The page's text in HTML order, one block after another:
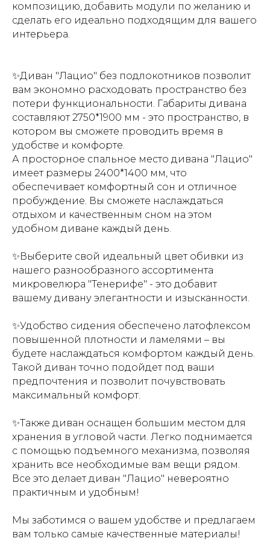
композицию, добавить модули по желанию и
сделать его идеально подходящим для вашего
интерьера.
✨Диван "Лацио" без подлокотников позволит
вам экономно расходовать пространство без
потери функциональности. Габариты дивана
составляют 2750*1900 мм - это пространство, в
котором вы сможете проводить время в
удобстве и комфорте.
А просторное спальное место дивана "Лацио"
имеет размеры 2400*1400 мм, что
обеспечивает комфортный сон и отличное
пробуждение. Вы сможете наслаждаться
отдыхом и качественным сном на этом
удобном диване каждый день.
✨Выберите свой идеальный цвет обивки из
нашего разнообразного ассортимента
микровелюра "Тенерифе" - это добавит
вашему дивану элегантности и изысканности.
✨Удобство сидения обеспечено латофлексом
повышенной плотности и ламелями – вы
будете наслаждаться комфортом каждый день.
Такой диван точно подойдет под ваши
предпочтения и позволит почувствовать
максимальный комфорт.
✨Также диван оснащен большим местом для
хранения в угловой части. Легко поднимается
с помощью подъемного механизма, позволяя
хранить все необходимые вам вещи рядом.
Все это делает диван "Лацио" невероятно
практичным и удобным!
Мы заботимся о вашем удобстве и предлагаем
вам только самые качественные материалы!